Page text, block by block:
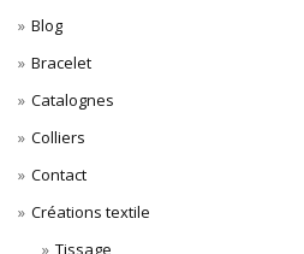
Blog
Bracelet
Catalognes
Colliers
Contact
Créations textile
Tissage